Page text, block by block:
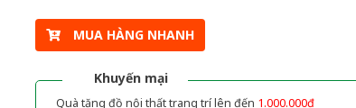
MUA HÀNG NHANH
Khuyến mại
Quà tặng đồ nội thất trang trí lên đến 1.000.000đ